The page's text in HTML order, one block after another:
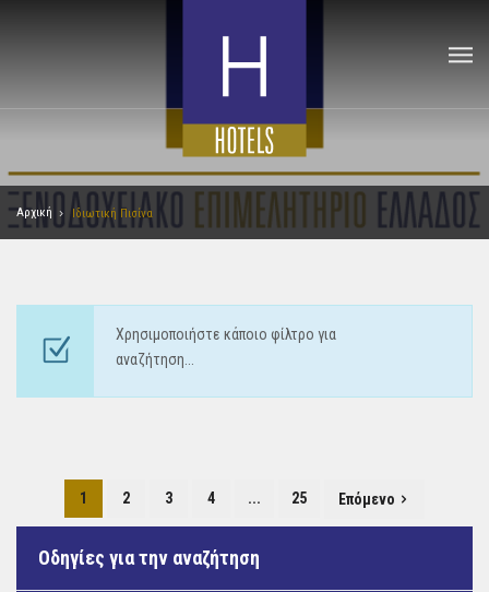
Αρχική Ιδιωτική Πισίνα
Χρησιμοποιήστε κάποιο φίλτρο για
αναζήτηση...
1 2 3 4 ... 25 Επόμενο
Οδηγίες για την αναζήτηση